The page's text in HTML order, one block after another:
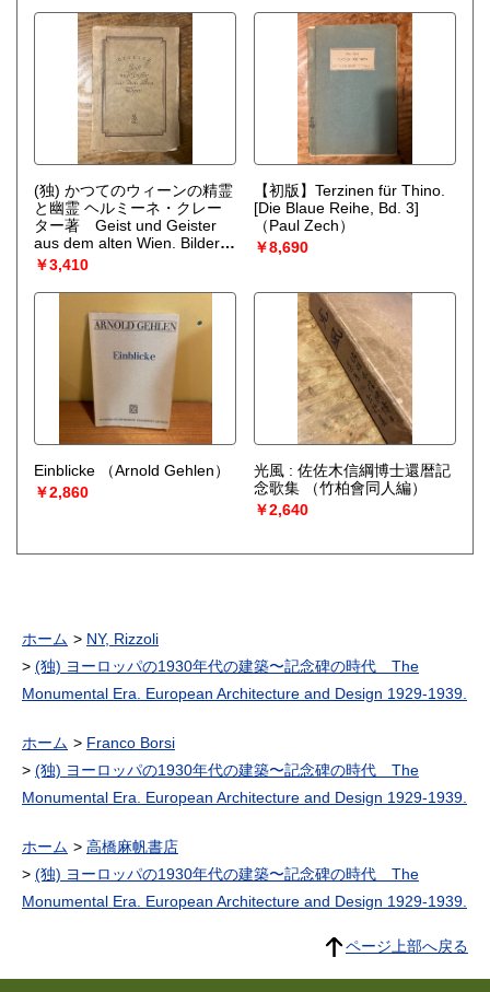
（Wilhelm Börner (hg.)）
(独) かつてのウィーンの精霊
と幽霊 ヘルミーネ・クレー
ター著 Geist und Geister
aus dem alten Wien. Bilder
und Gestalten. Mit 48
Abbildungen.
Cloeter）
￥3,410
【初版】Terzinen für Thino.
[Die Blaue Reihe, Bd. 3]
（Paul Zech）
￥8,690
Einblicke
（Arnold Gehlen）
￥2,860
光風 : 佐佐木信綱博士還暦記
念歌集
（竹柏會同人編）
￥2,640
ホーム
NY, Rizzoli
(独) ヨーロッパの1930年代の建築〜記念碑の時代 The
Monumental Era. European Architecture and Design 1929-1939.
ホーム
Franco Borsi
(独) ヨーロッパの1930年代の建築〜記念碑の時代 The
Monumental Era. European Architecture and Design 1929-1939.
ホーム
高橋麻帆書店
(独) ヨーロッパの1930年代の建築〜記念碑の時代 The
Monumental Era. European Architecture and Design 1929-1939.
ページ上部へ戻る